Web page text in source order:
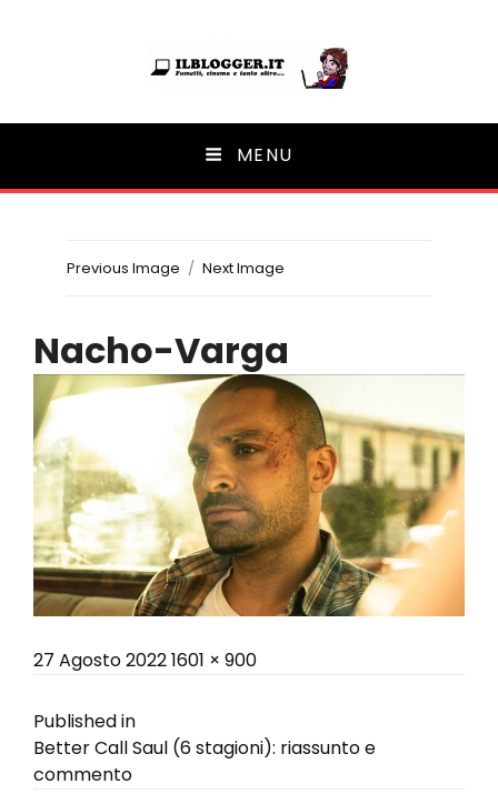
Ilblogger.it
Il portalino di blog | MENU
Previous Image Next Image
Nacho-Varga
Posted
27 Agosto 2022Full
1601 × 900
Navigazione
articoli
Published in
Better Call Saul (6 stagioni): riassunto e
commento